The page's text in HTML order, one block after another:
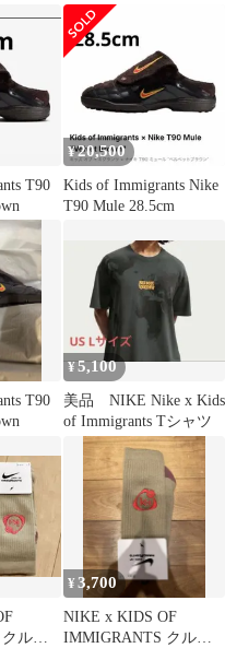
Mule
T90
¥20,500
Kids of Immigrants Nike
T90 Mule 28.5cm
T90
¥5,100
美品 NIKE Nike x Kids
of Immigrants Tシャツ
ルー
¥3,700
NIKE x KIDS OF
IMMIGRANTS クルー